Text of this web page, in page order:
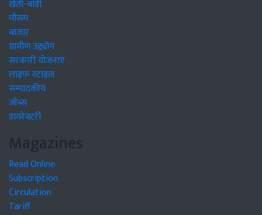
खेती-बाड़ी
मौसम
बाजार
ग्रामीण उद्द्योग
सरकारी योजनाएं
लाइफ स्टाइल
सम्पादकीय
जॉब्स
डायरेक्टरी
Magazines
Read Online
Subscription
Circulation
Tariff